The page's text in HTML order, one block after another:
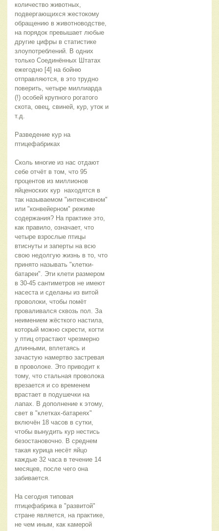
количество животных,
подвергающихся жестокому
обращению в животноводстве,
на порядок превышает любые
другие цифры в статистике
злоупотреблений. В одних
только Соединённых Штатах
ежегодно [4] на бойню
отправляются, в это трудно
поверить, четыре миллиарда
(!) особей крупного рогатого
скота, овец, свиней, кур, уток и
т.д.
Разведение кур на
птицефабриках
Сколь многие из нас отдают
себе отчёт в том, что 95
процентов из миллионов
яйценоских кур  находятся в
так называемом "интенсивном"
или "конвейерном" режиме
содержания? На практике это,
как правило, означает, что
четыре взрослые птицы
втиснуты и заперты на всю
свою недолгую жизнь в то, что
принято называть "клетки-
батареи". Эти клети размером
в 30-45 сантиметров не имеют
насеста и сделаны из витой
проволоки, чтобы помёт
проваливался сквозь пол. За
неимением жёсткого настила,
который можно скрести, когти
у птиц отрастают чрезмерно
длинными, вплетаясь и
зачастую намертво застревая
в проволоке. Это приводит к
тому, что стальная проволока
врезается и со временем
врастает в подушечки на
лапах. В дополнение к этому,
свет в "клетках-батареях"
включён 18 часов в сутки,
чтобы вынудить кур нестись
безостановочно. В среднем
такая курица несёт яйцо
каждые 32 часа в течение 14
месяцев, после чего она
забивается.
На сегодня типовая
птицефабрика в "развитой"
стране является, на практике,
не чем иным, как камерой